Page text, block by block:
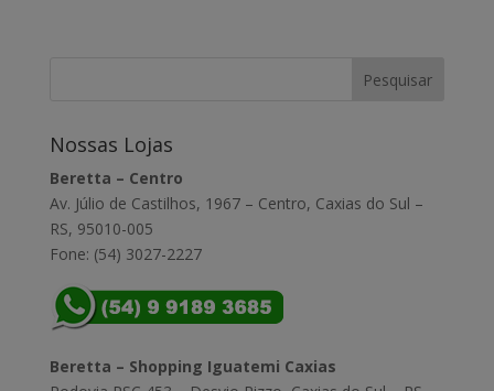
Nossas Lojas
Beretta – Centro
Av. Júlio de Castilhos, 1967 – Centro, Caxias do Sul –
RS, 95010-005
Fone: (54) 3027-2227
Beretta – Shopping Iguatemi Caxias